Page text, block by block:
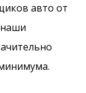
авто от